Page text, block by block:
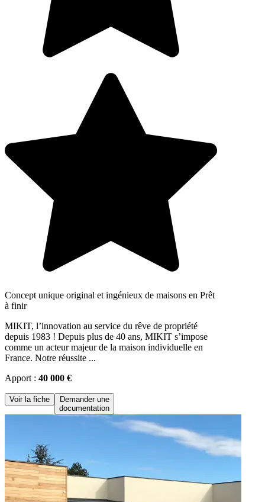
Concept unique original et ingénieux de maisons en Prêt
à finir
MIKIT, l’innovation au service du rêve de propriété
depuis 1983 ! Depuis plus de 40 ans, MIKIT s’impose
comme un acteur majeur de la maison individuelle en
France. Notre réussite ...
Apport : 40 000 €
Voir la fiche
Demander une
documentation